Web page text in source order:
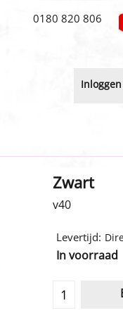
0180 820 806
Inloggen
Zwart
v40
€ 3.20 incl
Levertijd: